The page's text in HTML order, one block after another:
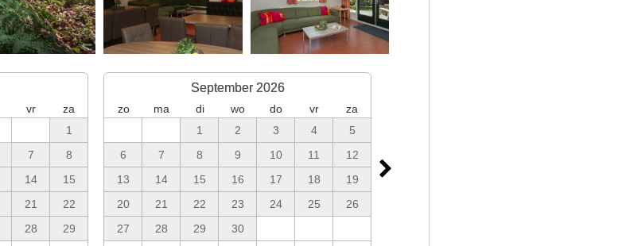
vr
za
1
7
8
14
15
21
22
28
29
September 2026
zo ma di wo do vr
za
1
2 3 4
5
6
7 8 9 10 11
12
13
14 15 16 17 18
19
20
21 22 23 24 25
26
27
28 29 30